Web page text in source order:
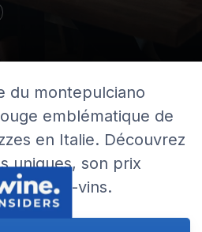
du montepulciano
emblématique de
en Italie. Découvrez
uniques, son prix
mets-vins.